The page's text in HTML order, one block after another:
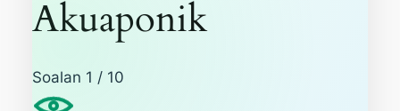
Akuaponik
Soalan 1 / 10